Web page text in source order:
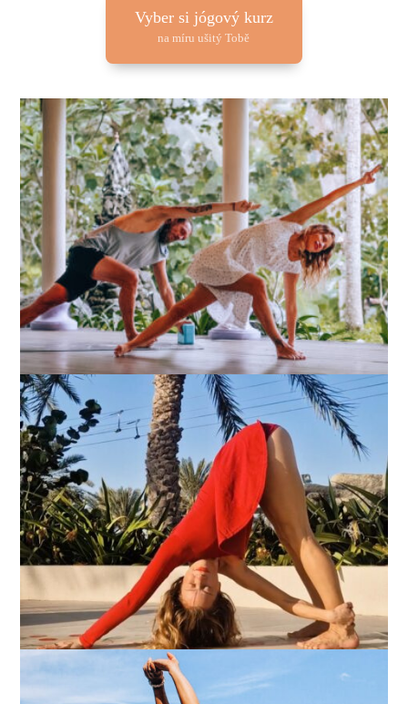
Vyber si jógový kurz
na míru ušitý Tobě